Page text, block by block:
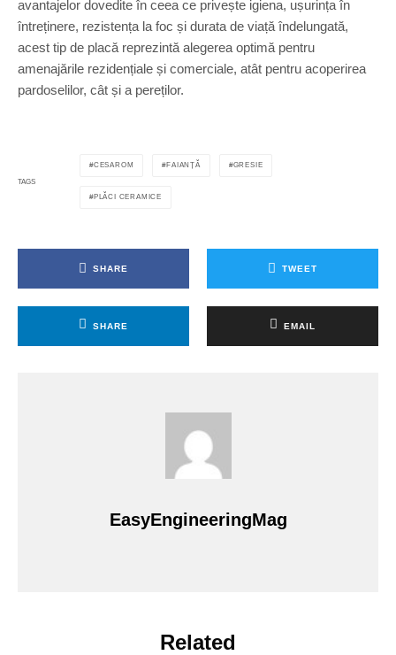
avantajelor dovedite în ceea ce privește igiena, ușurința în
întreținere, rezistența la foc și durata de viață îndelungată,
acest tip de placă reprezintă alegerea optimă pentru
amenajările rezidențiale și comerciale, atât pentru acoperirea
pardoselilor, cât și a pereților.
TAGS
CESAROM FAIANȚĂ GRESIE
PLĂCI CERAMICE
SHARE TWEET
SHARE EMAIL
EasyEngineeringMag
Related